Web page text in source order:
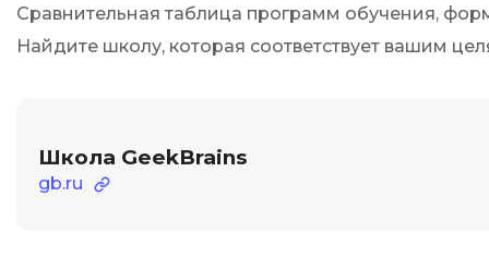
Сравнительная таблица программ обучения,
Найдите школу, которая соответствует вашим
Школа GeekBrains
gb.ru